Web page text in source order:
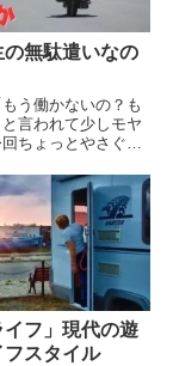
無駄遣いなの
う働かないの？も
言われて少しモヤ
ちょっとやさぐれ
。
イフ」現代の遊
スタイル